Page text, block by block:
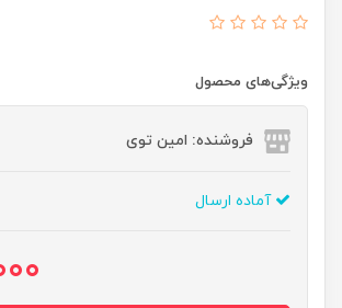
ویژگی‌های محصول
فروشنده: امین توی
آماده ارسال